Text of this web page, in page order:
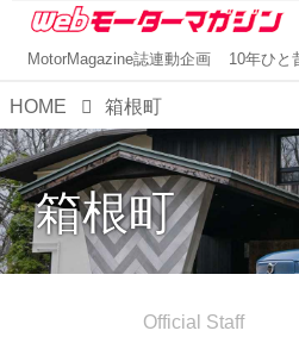
MotorMagazine誌連動企画 10年ひと
HOME 箱根町
箱根町
Official Staff